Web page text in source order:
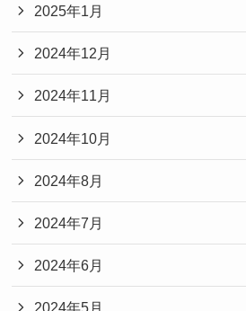
2025年1月
2024年12月
2024年11月
2024年10月
2024年8月
2024年7月
2024年6月
2024年5月